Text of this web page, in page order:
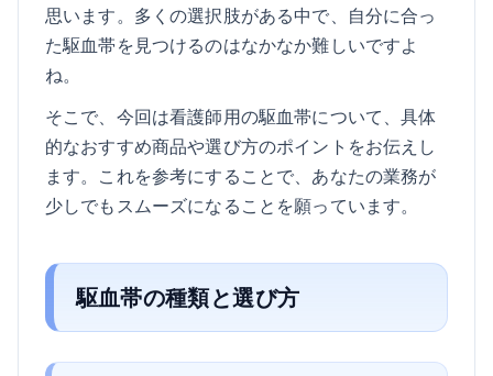
思います。多くの選択肢がある中で、自分に合っ
た駆血帯を見つけるのはなかなか難しいですよ
ね。
そこで、今回は看護師用の駆血帯について、具体
的なおすすめ商品や選び方のポイントをお伝えし
ます。これを参考にすることで、あなたの業務が
少しでもスムーズになることを願っています。
駆血帯の種類と選び方